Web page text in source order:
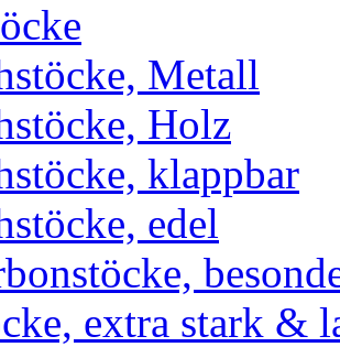
Metall
Holz
klappbar
edel
extra stark &